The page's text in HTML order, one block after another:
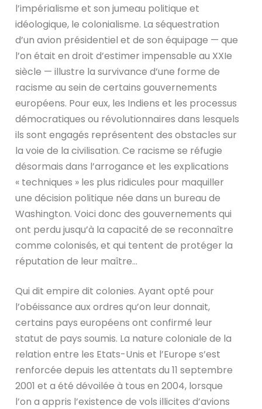
l’impérialisme et son jumeau politique et
idéologique, le colonialisme. La séquestration
d’un avion présidentiel et de son équipage — que
l’on était en droit d’estimer impensable au XXIe
siècle — illustre la survivance d’une forme de
racisme au sein de certains gouvernements
européens. Pour eux, les Indiens et les processus
démocratiques ou révolutionnaires dans lesquels
ils sont engagés représentent des obstacles sur
la voie de la civilisation. Ce racisme se réfugie
désormais dans l’arrogance et les explications
« techniques » les plus ridicules pour maquiller
une décision politique née dans un bureau de
Washington. Voici donc des gouvernements qui
ont perdu jusqu’à la capacité de se reconnaître
comme colonisés, et qui tentent de protéger la
réputation de leur maître…
Qui dit empire dit colonies. Ayant opté pour
l’obéissance aux ordres qu’on leur donnait,
certains pays européens ont confirmé leur
statut de pays soumis. La nature coloniale de la
relation entre les Etats-Unis et l’Europe s’est
renforcée depuis les attentats du 11 septembre
2001 et a été dévoilée à tous en 2004, lorsque
l’on a appris l’existence de vols illicites d’avions